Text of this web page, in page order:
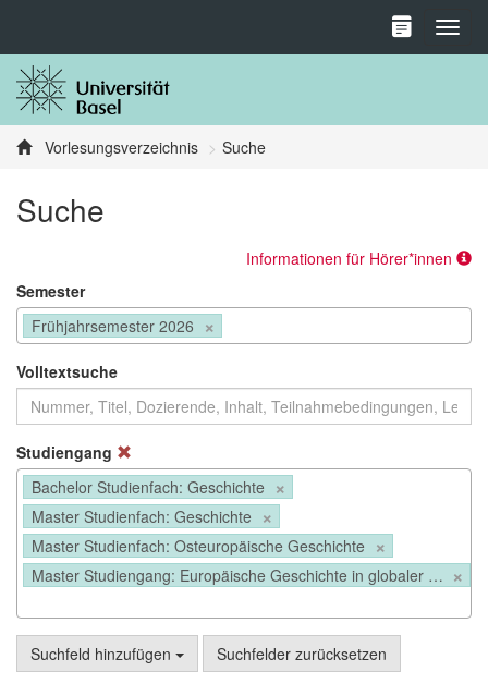
Vorlesungsverzeichnis Suche
Suche
Informationen für Hörer*innen
Semester
×
Frühjahrsemester 2026
Volltextsuche
Studiengang
×
Bachelor Studienfach: Geschichte
×
Master Studienfach: Geschichte
×
Master Studienfach: Osteuropäische Geschichte
×
Master Studiengang: Europäische Geschichte in globaler Perspektive
Suchfeld hinzufügen Suchfelder zurücksetzen